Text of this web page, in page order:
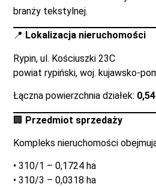
branży tekstylnej.
📍 Lokalizacja nieruchomości
Rypin, ul. Kościuszki 23C
powiat rypiński, woj. kujawsko-
Łączna powierzchnia działek:
🏢 Przedmiot sprzedaży
Kompleks nieruchomości
• 310/1 – 0,1724 ha
• 310/3 – 0,0318 ha